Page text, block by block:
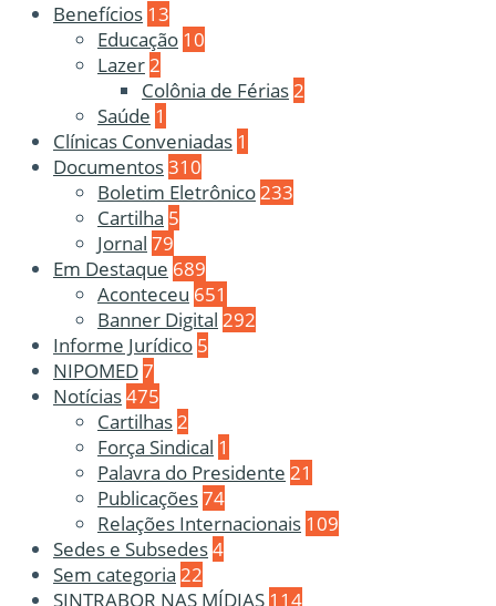
Benefícios 13
Educação 10
Lazer2
Colônia de Férias2
Saúde 1
Clínicas Conveniadas 1
Documentos310
Boletim Eletrônico233
Cartilha 5
Jornal 79
Em Destaque 689
Aconteceu 651
Banner Digital 292
Informe Jurídico 5
NIPOMED7
Notícias475
Cartilhas2
Força Sindical 1
Palavra do Presidente 21
Publicações74
Relações Internacionais 109
Sedes e Subsedes4
Sem categoria 22
SINTRABOR NAS MÍDIAS 114